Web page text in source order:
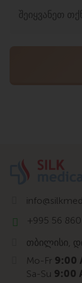
+995 56
თბილისი,
Mo-Fr 9:00
Sa-Su 9:00